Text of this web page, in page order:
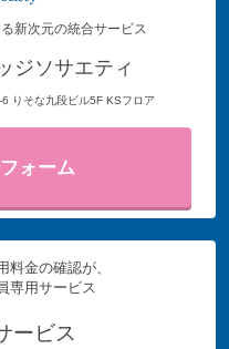
新次元の統合サービス
ジソサエティ
りそな九段ビル5F KSフロア
ォーム
料金の確認が、
専用サービス
ービス